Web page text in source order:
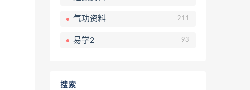
气功资料 211
易学2 93
搜索